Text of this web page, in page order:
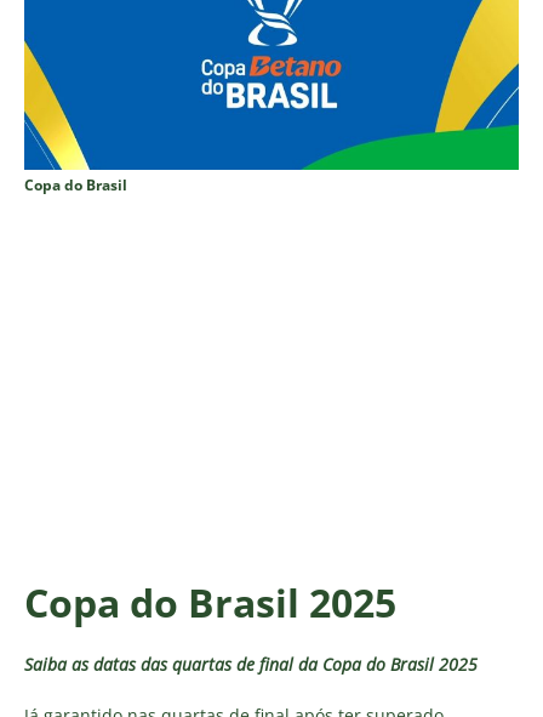
Copa do Brasil
Copa do Brasil 2025
Saiba as datas das quartas de final da Copa do Brasil 2025